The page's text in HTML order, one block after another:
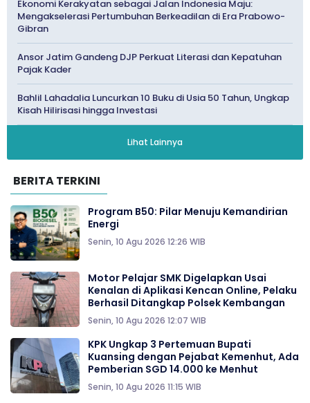
Ekonomi Kerakyatan sebagai Jalan Indonesia Maju:
Mengakselerasi Pertumbuhan Berkeadilan di Era Prabowo-
Gibran
Ansor Jatim Gandeng DJP Perkuat Literasi dan Kepatuhan
Pajak Kader
Bahlil Lahadalia Luncurkan 10 Buku di Usia 50 Tahun, Ungkap
Kisah Hilirisasi hingga Investasi
Lihat Lainnya
BERITA TERKINI
Program B50: Pilar Menuju Kemandirian
Energi
Senin, 10 Agu 2026 12:26 WIB
Motor Pelajar SMK Digelapkan Usai
Kenalan di Aplikasi Kencan Online, Pelaku
Berhasil Ditangkap Polsek Kembangan
Senin, 10 Agu 2026 12:07 WIB
KPK Ungkap 3 Pertemuan Bupati
Kuansing dengan Pejabat Kemenhut, Ada
Pemberian SGD 14.000 ke Menhut
Senin, 10 Agu 2026 11:15 WIB